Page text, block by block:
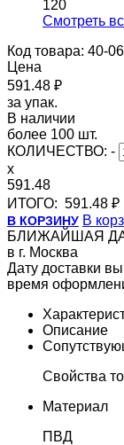
120
Cмотреть
Код товара: 40-
Цена
591.48 ₽
за упак.
В наличии
более 100 шт.
КОЛИЧЕСТВО: -
x
591.48
ИТОГО: 591.48 ₽
В КОРЗИНУ В
БЛИЖАЙШАЯ
в г. Москва
Дату доставки
время
Описание
Свойства
Материал
ПВД